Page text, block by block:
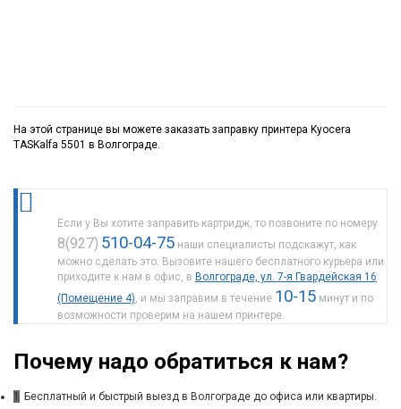
На этой странице вы можете заказать заправку принтера Kyocera
TASKalfa 5501 в Волгограде.
Если у Вы хотите заправить картридж, то позвоните по номеру
8(927) 510-04-75 наши специалисты подскажут, как
можно сделать это. Вызовите нашего бесплатного курьера или
приходите к нам в офис, в Волгограде, ул. 7-я Гвардейская 16
(Помещение 4), и мы заправим в течение 10-15 минут и по
возможности проверим на нашем принтере.
Почему надо обратиться к нам?
1 Бесплатный и быстрый выезд в Волгограде до офиса или квартиры.